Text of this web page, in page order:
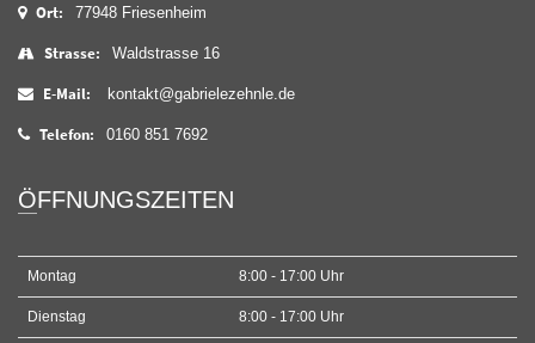
Ort: 77948 Friesenheim
Strasse: Waldstrasse 16
E-Mail: kontakt@gabrielezehnle.de
Telefon: 0160 851 7692
ÖFFNUNGSZEITEN
Montag 8:00 - 17:00 Uhr
Dienstag 8:00 - 17:00 Uhr